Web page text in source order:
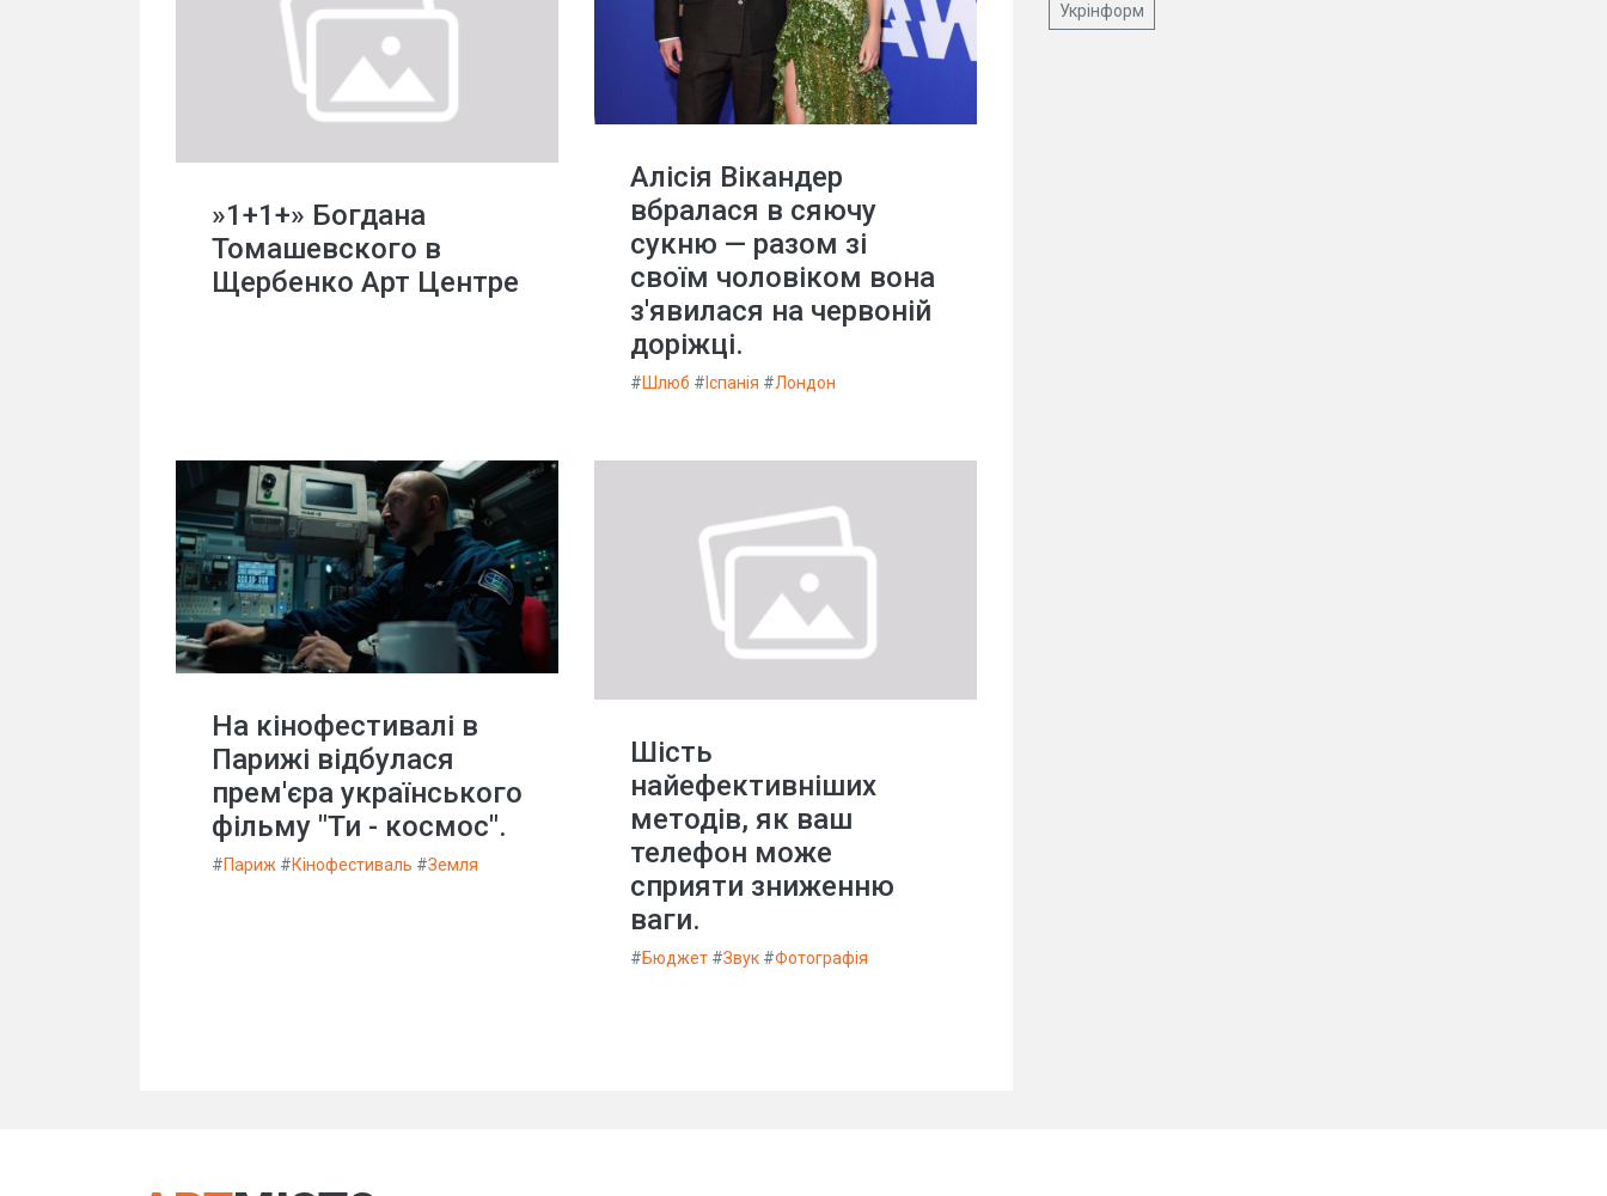
»1+1+» Богдана
Томашевского в
Щербенко Арт Центре
Алісія Вікандер
вбралася в сяючу
сукню — разом зі
своїм чоловіком вона
з'явилася на червоній
доріжці.
#Шлюб # Іспанія #Лондон
На кінофестивалі в
Парижі відбулася
прем'єра українського
фільму "Ти - космос".
#Париж #Кінофестиваль #Земля
Шість
найефективніших
методів, як ваш
телефон може
сприяти зниженню
ваги.
#Бюджет #Звук #Фотографія
Укрінформ